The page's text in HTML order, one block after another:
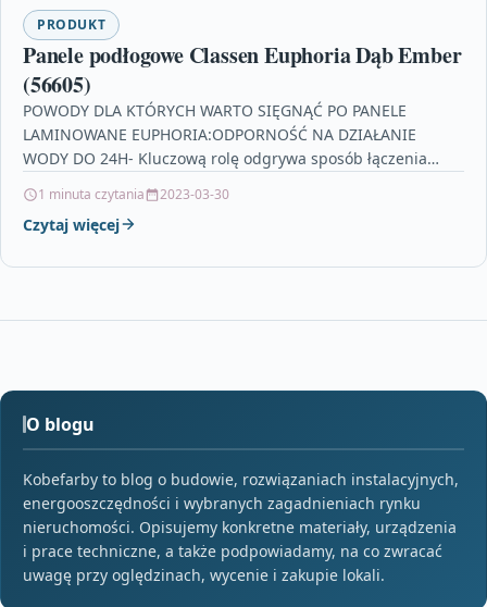
PRODUKT
Panele podłogowe Classen Euphoria Dąb Ember
(56605)
POWODY DLA KTÓRYCH WARTO SIĘGNĄĆ PO PANELE
LAMINOWANE EUPHORIA:ODPORNOŚĆ NA DZIAŁANIE
WODY DO 24H- Kluczową rolę odgrywa sposób łączenia
1 minuta czytania 2023-03-30
Czytaj więcej
O blogu
Kobefarby to blog o budowie, rozwiązaniach instalacyjnych,
energooszczędności i wybranych zagadnieniach rynku
nieruchomości. Opisujemy konkretne materiały, urządzenia
i prace techniczne, a także podpowiadamy, na co zwracać
uwagę przy oględzinach, wycenie i zakupie lokali.